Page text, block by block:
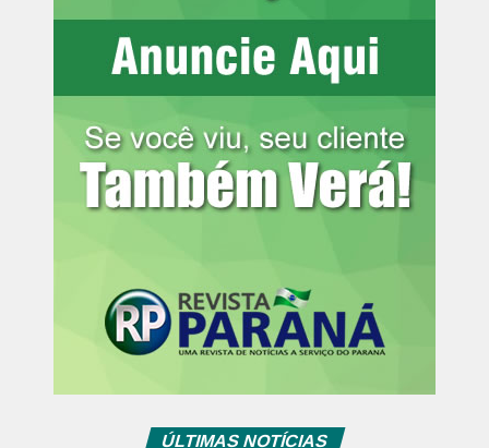
à discriminação. O MPPR solicita que, se deferido, o
valor seja destinado ao Fundo Estadual de Políticas de
Promoção da Igualdade Racial e utilizado para
financiamento de políticas públicas voltadas à promoção
da igualdade racial no Paraná.
Informações para a imprensa:
Assessoria de Comunicação
Ministério Público PR
ÚLTIMAS NOTÍCIAS